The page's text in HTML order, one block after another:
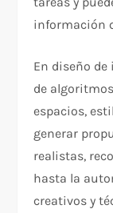
información
En diseño
de
espacios,
generar
realistas,
hasta la
creativos y